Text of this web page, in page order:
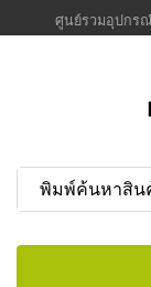
ศูนย์รวมอุปกร